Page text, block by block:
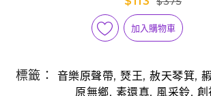
加入購物車
標籤： 音樂原聲帶, 燹王,赦天琴箕,
原無鄉, 素還真, ­風采鈴, 創